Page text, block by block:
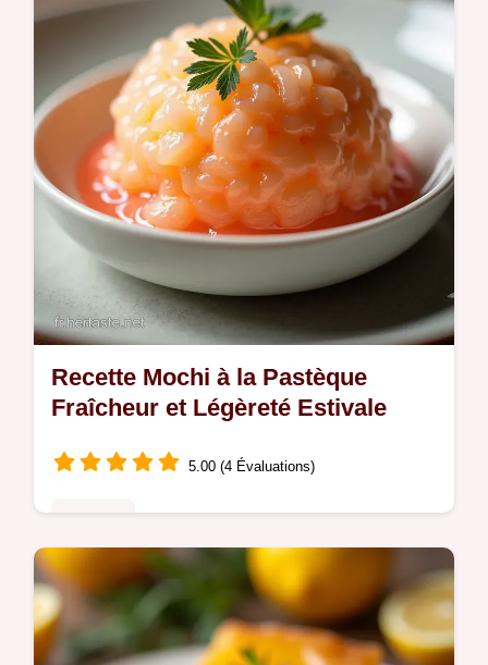
espresso légère parfaite pour un brunch
gourmand Secret des ingrédients bien…
Recette Mochi à la Pastèque
Fraîcheur et Légèreté Estivale
5.00 (4 Évaluations)
Découvrez notre Mochi à la pastèque facile
la recette estivale parfaite Une pâte mochi
riz gluant incroyablement tendre pour un